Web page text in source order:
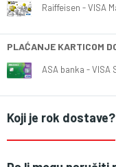
Raiffeisen - VISA
PLAĆANJE KARTICOM
ASA banka - VISA
Koji je rok dostave?